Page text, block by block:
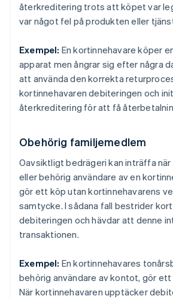
återkreditering trots att köpet var
var något fel på produkten eller
Exempel: En kortinnehavare köper
apparat men ångrar sig efter några
att använda den korrekta
kortinnehavaren debiteringen och
återkreditering för att få
Obehörig familjemedlem
Oavsiktligt bedrägeri kan inträffa
eller behörig användare av en
gör ett köp utan kortinnehavarens
samtycke. I sådana fall bestrider
debiteringen och hävdar att denne
transaktionen.
Exempel: En kortinnehavares
behörig användare av kontot, gör
När kortinnehavaren upptäcker